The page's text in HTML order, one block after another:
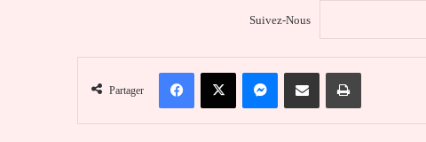
Suivez-Nous
Partager
FacebookX MessengerPartager par email Imprimer